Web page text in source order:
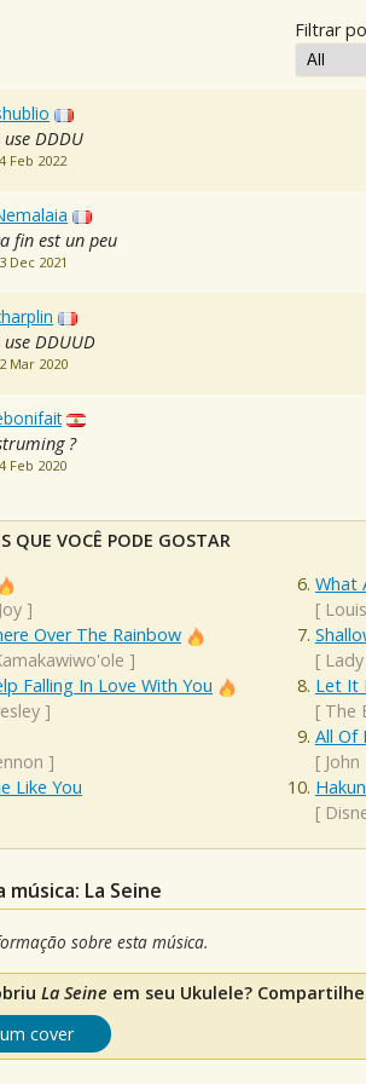
Filtrar
use DDDU
Feb 2022
fin est un peu
Dec 2021
use DDUUD
Mar 2020
?
Feb 2020
QUE VOCÊ PODE GOSTAR
]
Over The Rainbow
]
Falling In Love With You
]
]
Like You
What
[
[
Let It
[ The
All Of
[
[
música: La Seine
sobre esta música.
La Seine em seu Ukulele?
cover